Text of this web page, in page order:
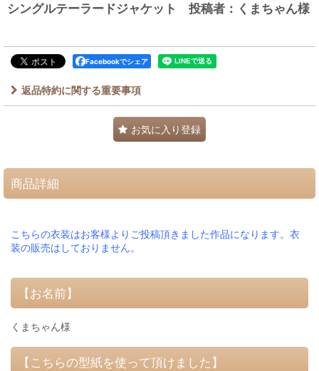
シングルテーラードジャケット 投稿者：くまちゃん様
Facebookでシェア
返品特約に関する重要事項
お気に入り登録
商品詳細
こちらの衣装はお客様よりご投稿頂きました作品になります。衣
装の販売はしておりません。
【お名前】
くまちゃん様
【こちらの型紙を使って頂けました】